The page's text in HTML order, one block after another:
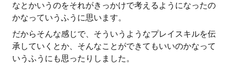
なとかいうのをそれがきっかけで考えるようになったの
かなっていうふうに思います。
だからそんな感じで、そういうようなプレイスキルを伝
承していくとか、そんなことができてもいいのかなって
いうふうにも思ったりしました。